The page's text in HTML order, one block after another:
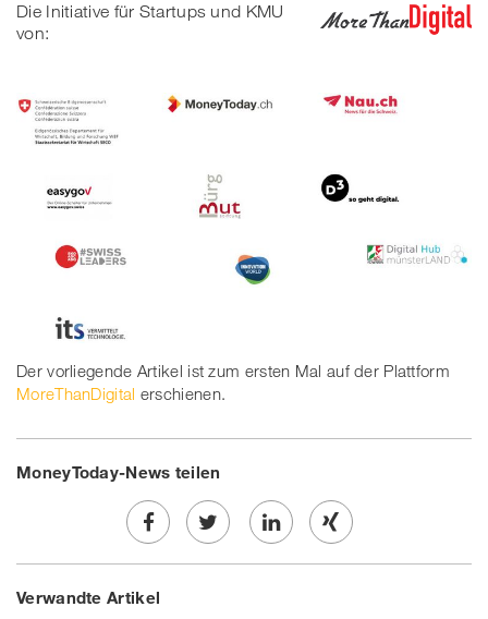
Die Initiative für Startups und KMU
von:
Der vorliegende Artikel ist zum ersten Mal auf der Plattform
MoreThanDigital erschienen.
MoneyToday-News teilen
Share
on
Twe
Share Share
Verwandte Artikel